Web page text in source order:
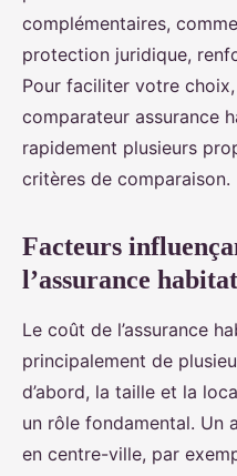
complémentaires,
protection juridique,
Pour faciliter votre
comparateur assurance
rapidement plusieurs
critères de comparaison.
Facteurs
l’assurance
Le coût de l’assurance
principalement de
d’abord, la taille et la
un rôle fondamental. Un
en centre-ville, par